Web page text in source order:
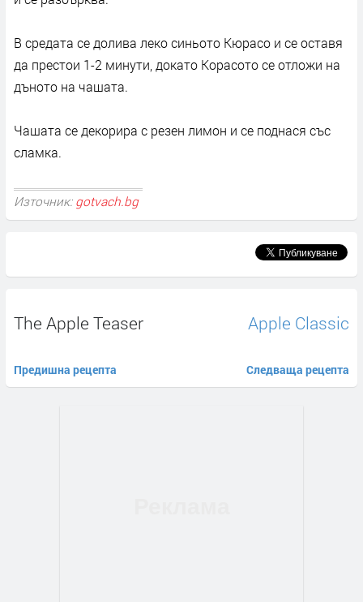
В средата се долива леко синьото Кюрасо и се оставя
да престои 1-2 минути, докато Корасото се отложи на
дъното на чашата.
Чашата се декорира с резен лимон и се поднася със
сламка.
Източник: gotvach.bg
The Apple Teaser
Предишна рецепта
Apple Classic
Следваща рецепта